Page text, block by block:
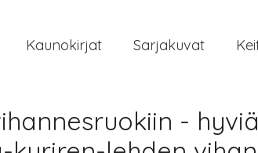
Kaunokirjat Sarjakuvat
-